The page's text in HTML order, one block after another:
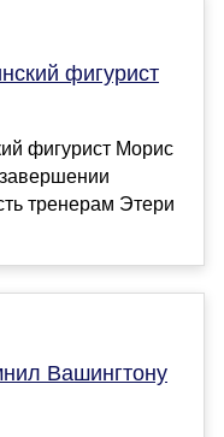
фигурист
фигурист Морис
тренерам Этери
Вашингтону